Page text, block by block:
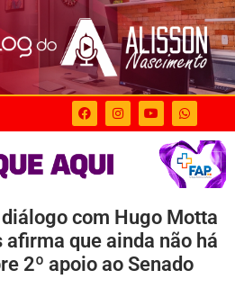
com Hugo Motta
afirma que ainda não há
2º apoio ao Senado